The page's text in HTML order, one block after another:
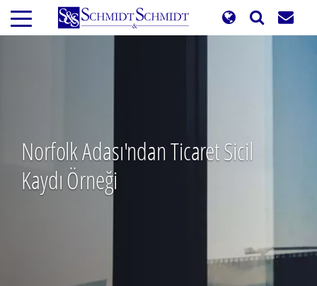
Ana
içeriğe
atla
Norfolk Adası'ndan Ticaret Sicil
Kaydı Örneği